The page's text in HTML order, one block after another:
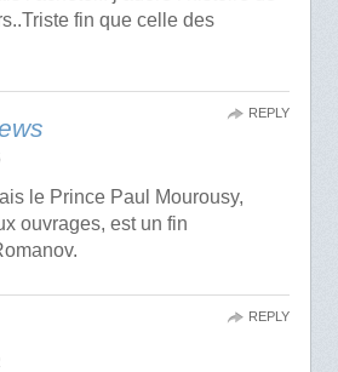
fin que celle des
le Prince Paul Mourousy,
ouvrages, est un fin
REPLY
REPLY